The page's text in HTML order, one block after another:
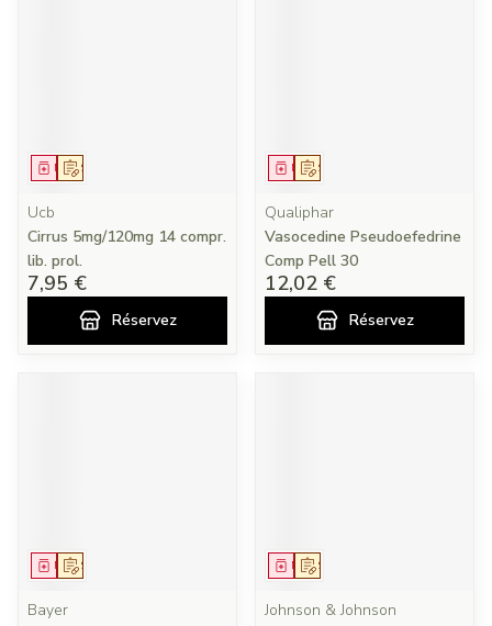
Sur prescription
Médicament
Ucb
Cirrus 5mg/120mg 14 compr.
lib. prol.
7,95 €
Réservez
Sur prescription
Médicament
Qualiphar
Vasocedine Pseudoefedrine
Comp Pell 30
12,02 €
Réservez
Sur prescription
Médicament
Bayer
Sur prescription
Médicament
Johnson & Johnson